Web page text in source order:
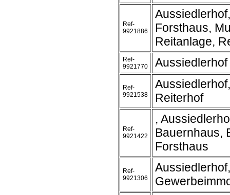
Ref-
9921886
Forsthaus,
Reitanlage,
Ref-
9921770
Aussiedlerhof
Ref-
9921538
Reiterhof
Ref-
9921422
,
Bauernhaus,
Forsthaus
Ref-
9921306
Aussiedlerhof,